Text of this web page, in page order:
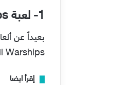
1- لعبة World of Warships
Warships المغاير والمختلفة تماماً، فهي من الألعاب الرائعة في اللعب والأداء والإمكانيات والمتعة أيضاً.
إقرأ ايضا